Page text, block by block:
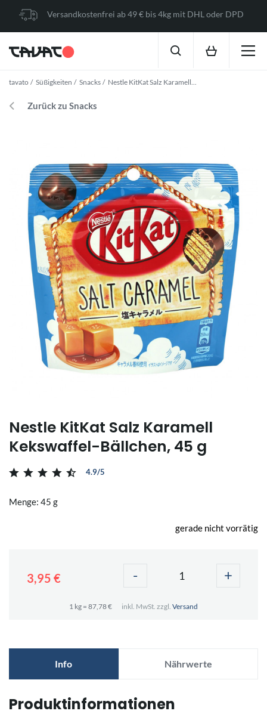
Versandkostenfrei ab 49 € bis 4kg mit DHL oder DPD
tavato Süßigkeiten Snacks Nestle KitKat Salz Karamell...
Zurück zu Snacks
Nestle KitKat Salz Karamell
Kekswaffel-Bällchen, 45 g
4.9/5
Menge: 45 g
gerade nicht vorrätig
3,95 € - +
1 kg = 87,78 € inkl. MwSt. zzgl. Versand
Info Nährwerte
Produktinformationen